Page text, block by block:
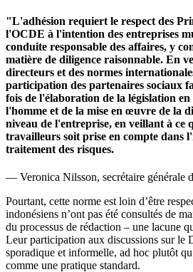
"L'adhésion requiert le respect des
l'OCDE à l'intention des entreprises
conduite responsable des affaires, y
matière de diligence raisonnable. En
directeurs et des normes
participation des partenaires sociaux
fois de l'élaboration de la législation
l'homme et de la mise en œuvre de la
niveau de l'entreprise, en veillant à ce
travailleurs soit prise en compte dans
traitement des risques.
— Veronica Nilsson, secrétaire générale
Pourtant, cette norme est loin d’être
indonésiens n’ont pas été consultés de
du processus de rédaction – une lacune
Leur participation aux discussions sur le
sporadique et informelle, ad hoc plutôt
comme une pratique standard.